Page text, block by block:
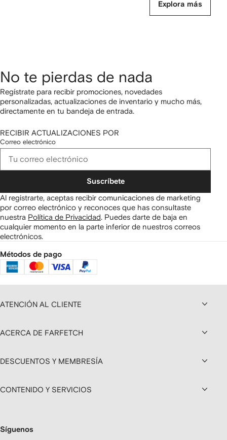
Explora más
No te pierdas de nada
Regístrate para recibir promociones, novedades
personalizadas, actualizaciones de inventario y mucho más,
directamente en tu bandeja de entrada.
RECIBIR ACTUALIZACIONES POR
Correo electrónico
Suscríbete
Al registrarte, aceptas recibir comunicaciones de marketing
por correo electrónico y reconoces que has consultaste
nuestra Política de Privacidad Puedes darte de baja en
cualquier momento en la parte inferior de nuestros correos
electrónicos.
Métodos de pago
ATENCIÓN AL CLIENTE
ACERCA DE FARFETCH
DESCUENTOS Y MEMBRESÍA
CONTENIDO Y SERVICIOS
Síguenos